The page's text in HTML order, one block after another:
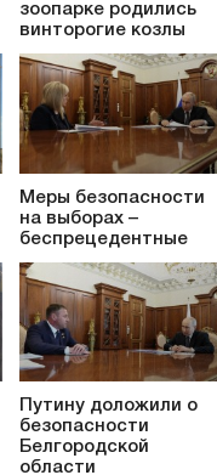
зоопарке родились
винторогие козлы
Меры безопасности
на выборах –
беспрецедентные
Путину доложили о
безопасности
Белгородской
области